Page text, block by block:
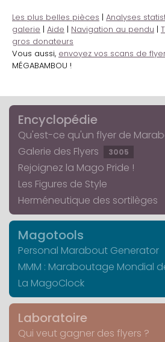
Les plus belles pièces | Analyses
galerie | Aide | Navigation au pendu |
gros donateurs
Vous aussi, envoyez vos scans de
MÉGABAMBOU !
Encyclopédie
Qu'est-ce qu'un flyer de
Galerie des Flyers
3005
Rejoignez la Mago Pride !
Les Figures de Style
Herméneutique des sortilèges
Magotools
Personal Marabout Generator
MMM : Maraboutage Mondial
La MagoClock
Laboratoire
Qui veut gagner des flyers ?